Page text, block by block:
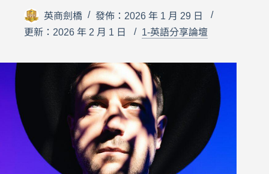
英商劍橋
發佈：2026 年 1 月 29 日
更新：2026 年 2 月 1 日
1-英語分享論壇